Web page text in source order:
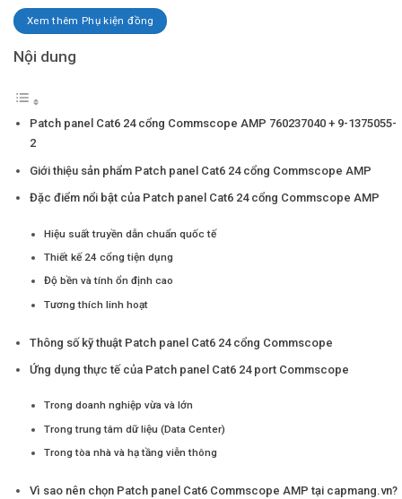
Xem thêm Phụ kiện đồng
Nội dung
Patch panel Cat6 24 cổng Commscope AMP 760237040 + 9-1375055-
2
Giới thiệu sản phẩm Patch panel Cat6 24 cổng Commscope AMP
Đặc điểm nổi bật của Patch panel Cat6 24 cổng Commscope AMP
Hiệu suất truyền dẫn chuẩn quốc tế
Thiết kế 24 cổng tiện dụng
Độ bền và tính ổn định cao
Tương thích linh hoạt
Thông số kỹ thuật Patch panel Cat6 24 cổng Commscope
Ứng dụng thực tế của Patch panel Cat6 24 port Commscope
Trong doanh nghiệp vừa và lớn
Trong trung tâm dữ liệu (Data Center)
Trong tòa nhà và hạ tầng viễn thông
Vì sao nên chọn Patch panel Cat6 Commscope AMP tại capmang.vn?